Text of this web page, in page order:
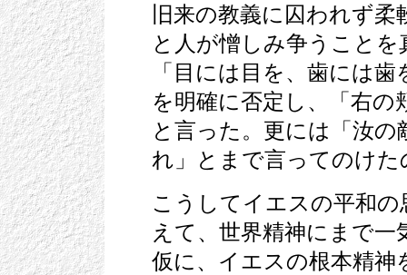
旧来の教義に囚われず
と人が憎しみ争うこと
「目には目を、歯には
を明確に否定し、「右
と言った。更には「汝
れ」とまで言ってのけた
こうしてイエスの平和
えて、世界精神にまで
仮に、イエスの根本精神